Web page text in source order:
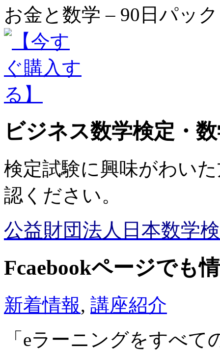
お金と数学 – 90日パッ
ビジネス数学検定・
検定試験に興味がわい
認ください。
公益財団法人日本数学
Fcaebookページでも
新着情報, 講座紹介
「eラーニングをすべて